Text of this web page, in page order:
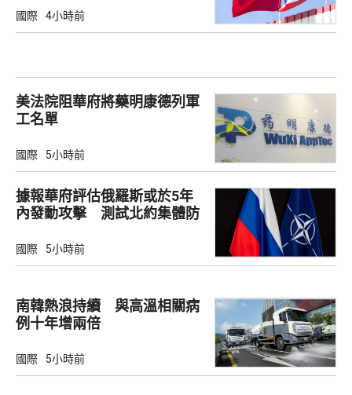
國際 4小時前
美法院阻華府將藥明康德列軍
工名單
國際 5小時前
據報華府評估俄羅斯或於5年
內發動攻擊 測試北約集體防
國際 5小時前
南韓熱浪持續 與高溫相關病
例十年增兩倍
國際 5小時前